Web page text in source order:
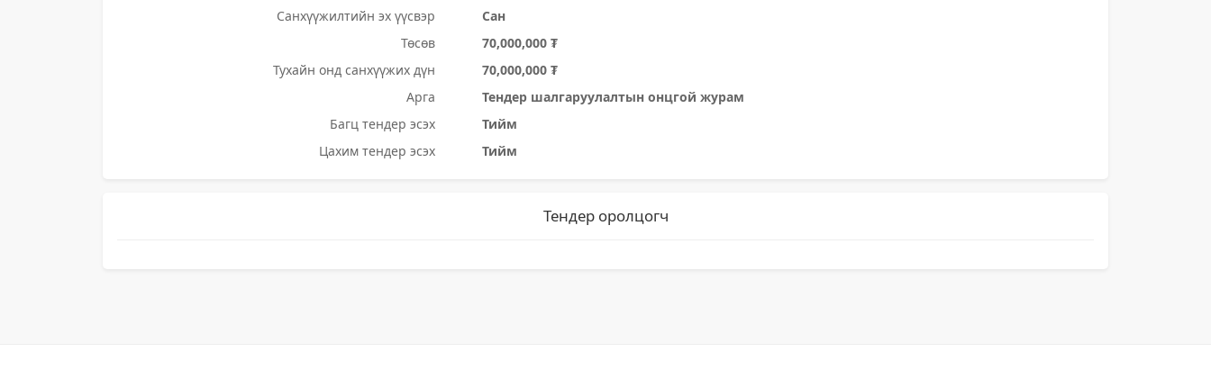
Санхүүжилтийн эх үүсвэр
Сан
Төсөв
70,000,000 ₮
Тухайн онд санхүүжих дүн
70,000,000 ₮
Арга
Тендер шалгаруулалтын онцгой журам
Багц тендер эсэх
Тийм
Цахим тендер эсэх
Тийм
Тендер оролцогч